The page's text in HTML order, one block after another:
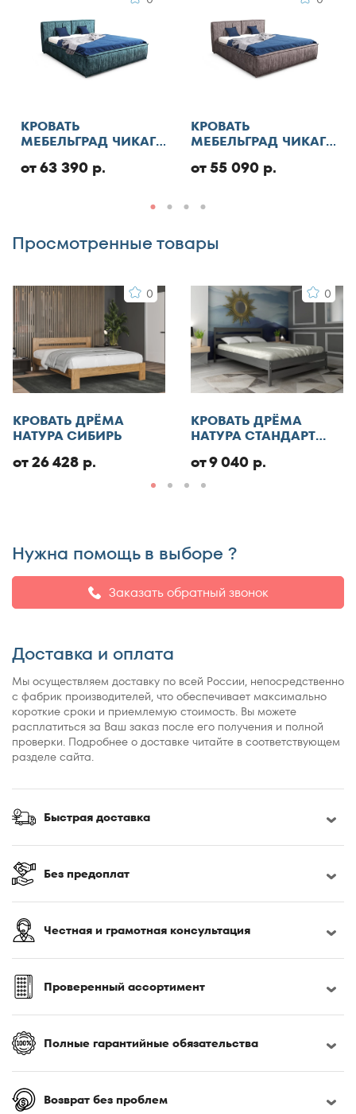
Я согласен справилами публикации
пользовательского контента
и даю согласие на
обработку персональных данных
Отменить
Добавить отзыв
КРОВАТЬ
МЕБЕЛЬГРАД ЧИКАГО
от 63 390 р.
КРОВАТЬ
МЕБЕЛЬГРАД ЧИКАГО
от 55 090 р.
Просмотренные товары
0
КРОВАТЬ ДРЁМА
НАТУРА СИБИРЬ
от 26 428 р.
0
КРОВАТЬ ДРЁМА
НАТУРА СТАНДАРТ
от 9 040 р.
Нужна помощь в выборе ?
Заказать обратный звонок
Доставка и оплата
Мы осуществляем доставку по всей России, непосредственно
с фабрик производителей, что обеспечивает максимально
короткие сроки и приемлемую стоимость. Вы можете
расплатиться за Ваш заказ после его получения и полной
проверки. Подробнее о доставке читайте в соответствующем
разделе сайта.
Быстрая доставка
Без предоплат
Честная и грамотная консультация
Проверенный ассортимент
Полные гарантийные обязательства
Возврат без проблем